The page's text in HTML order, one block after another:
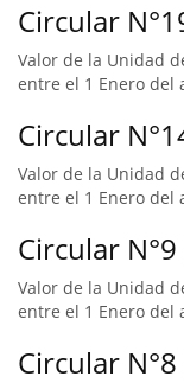
Circular
Valor de la Unidad
entre el 1 Enero del
Circular
Valor de la Unidad
entre el 1 Enero del
Circular
Valor de la Unidad
entre el 1 Enero del
Circular